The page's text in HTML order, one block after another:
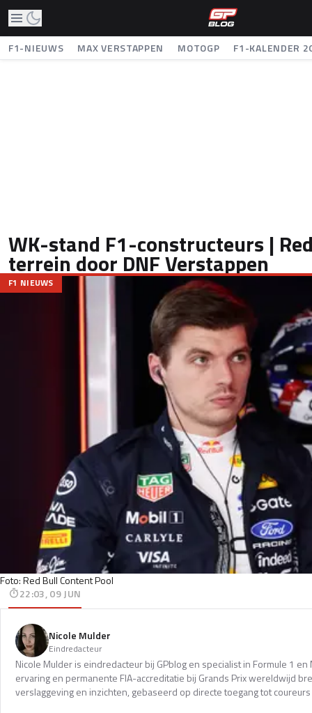
F1-NIEUWS MAX VERSTAPPEN MOTOGP F1-KALENDER
WK-stand F1-constructeurs |
terrein door DNF Verstappen
Foto: Red Bull Content Pool
F1 NIEUWS
22:03, 09 JUN
Nicole Mulder
Eindredacteur
Nicole Mulder is eindredacteur bij GPblog en specialist in Formule 1 en
ervaring en permanente FIA-accreditatie bij Grands Prix wereldwijd
verslaggeving en inzichten, gebaseerd op directe toegang tot